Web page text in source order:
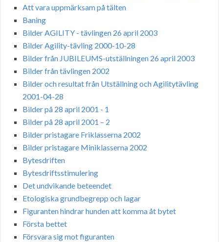
Att vara uppmärksam på tälten
Baning
Bilder AGILITY - tävlingen 26 april 2003
Bilder Agility-tävling 2000-10-28
Bilder från JUBILEUMS-utställningen 26 april 2003
Bilder från tävlingen 2002
Bilder och resultat från Utställning och Agilitytävling
2001-04-28
Bilder på 28 april 2001 - 1
Bilder på 28 april 2001 – 2
Bilder pristagare Friklasserna 2002
Bilder pristagare Miniklasserna 2002
Bytesdriften
Bytesdriftsstimulering
Det undvikande beteendet
Etologiska grundbegrepp och lagar
Figuranten hindrar hunden att komma åt bytet
Första bettet
Försvara sig mot figuranten